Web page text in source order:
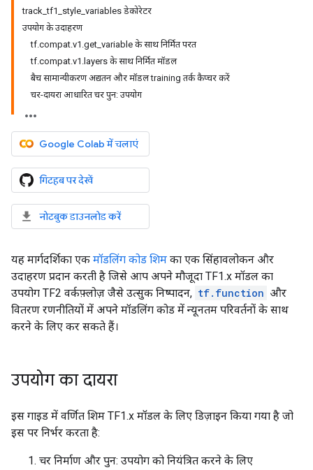
track_tf1_style_variables डेकोरेटर
उपयोग के उदाहरण
tf.compat.v1.get_variable के साथ निर्मित परत
tf.compat.v1.layers के साथ निर्मित मॉडल
बैच सामान्यीकरण अद्यतन और मॉडल training तर्क कैप्चर करें
चर-दायरा आधारित चर पुन: उपयोग
Google Colab में चलाएं
गिटहब पर देखें
नोटबुक डाउनलोड करें
यह मार्गदर्शिका एक मॉडलिंग कोड शिम का एक सिंहावलोकन और
उदाहरण प्रदान करती है जिसे आप अपने मौजूदा TF1.x मॉडल का
उपयोग TF2 वर्कफ़्लोज़ जैसे उत्सुक निष्पादन, tf.function और
वितरण रणनीतियों में अपने मॉडलिंग कोड में न्यूनतम परिवर्तनों के साथ
करने के लिए कर सकते हैं।
उपयोग का दायरा
इस गाइड में वर्णित शिम TF1.x मॉडल के लिए डिज़ाइन किया गया है जो
इस पर निर्भर करता है:
चर निर्माण और पुन: उपयोग को नियंत्रित करने के लिए